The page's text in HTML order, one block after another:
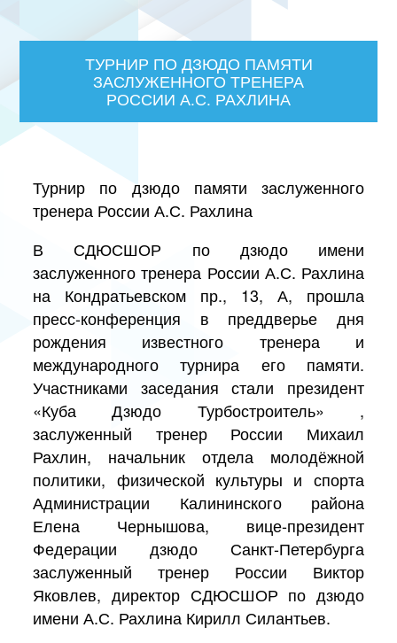
ТУРНИР ПО ДЗЮДО ПАМЯТИ
ЗАСЛУЖЕННОГО ТРЕНЕРА
РОССИИ А.С. РАХЛИНА
Турнир по дзюдо памяти заслуженного
тренера России А.С. Рахлина
В СДЮСШОР по дзюдо имени
заслуженного тренера России А.С. Рахлина
на Кондратьевском пр., 13, А, прошла
пресс-конференция в преддверье дня
рождения известного тренера и
международного турнира его памяти.
Участниками заседания стали президент
«Куба Дзюдо Турбостроитель» ,
заслуженный тренер России Михаил
Рахлин, начальник отдела молодёжной
политики, физической культуры и спорта
Администрации Калининского района
Елена Чернышова, вице-президент
Федерации дзюдо Санкт-Петербурга
заслуженный тренер России Виктор
Яковлев, директор СДЮСШОР по дзюдо
имени А.С. Рахлина Кирилл Силантьев.